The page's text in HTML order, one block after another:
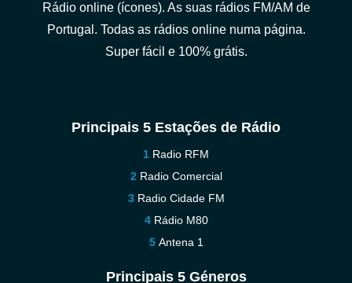
Rádio online (ícones). As suas rádios FM/AM de
Portugal. Todas as rádios online numa página.
Super fácil e 100% grátis.
Principais 5 Estações de Rádio
Radio RFM
Radio Comercial
Radio Cidade FM
Rádio M80
Antena 1
Principais 5 Géneros